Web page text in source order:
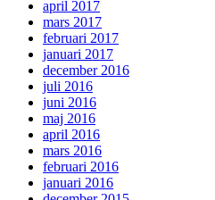
april 2017
mars 2017
februari 2017
januari 2017
december 2016
juli 2016
juni 2016
maj 2016
april 2016
mars 2016
februari 2016
januari 2016